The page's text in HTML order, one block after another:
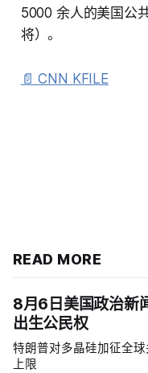
5000 余人的美国公
将）。
📄 CNN KFILE
READ MORE
8月6日美国政治新
出生公民权
特朗普对多晶硅加征全
上限